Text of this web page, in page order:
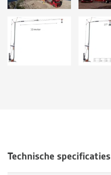
Technische specificaties